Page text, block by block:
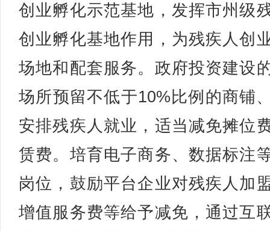
创业孵化示范基地，发挥市州级
创业孵化基地作用，为残疾人创
场地和配套服务。政府投资建设
场所预留不低于10%比例的商铺
安排残疾人就业，适当减免摊位
赁费。培育电子商务、数据标注
岗位，鼓励平台企业对残疾人加
增值服务费等给予减免，通过互